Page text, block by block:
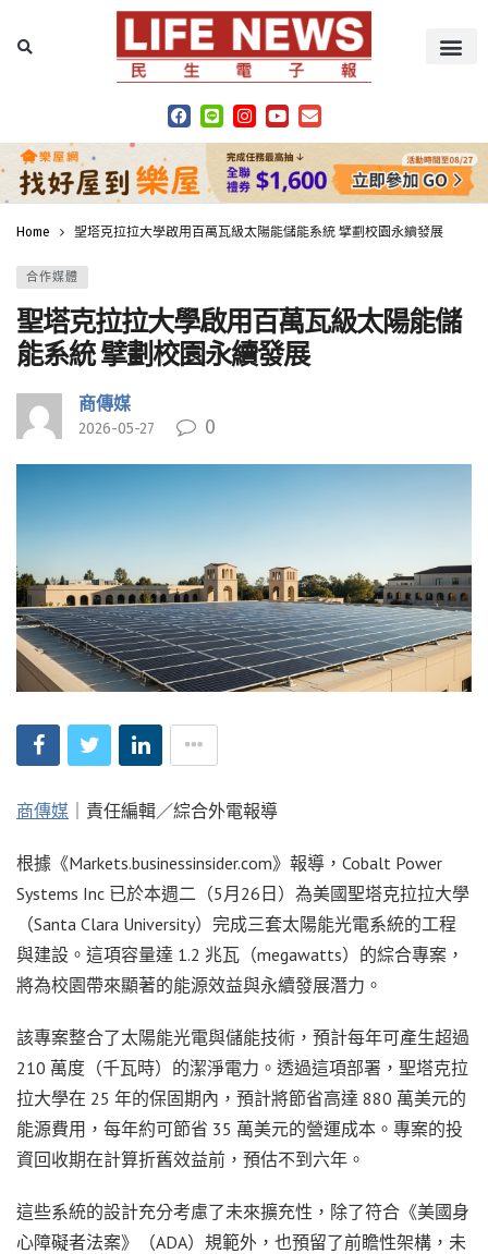
Home 聖塔克拉拉大學啟用百萬瓦級太陽能儲能系統 擘劃校園永續發展
合作媒體
聖塔克拉拉大學啟用百萬瓦級太陽能儲
能系統 擘劃校園永續發展
商傳媒
2026-05-27 0
商傳媒 ｜責任編輯／綜合外電報導
根據《Markets.businessinsider.com》報導，Cobalt Power
Systems Inc 已於本週二（5月26日）為美國聖塔克拉拉大學
（Santa Clara University）完成三套太陽能光電系統的工程
與建設。這項容量達 1.2 兆瓦（megawatts）的綜合專案，
將為校園帶來顯著的能源效益與永續發展潛力。
該專案整合了太陽能光電與儲能技術，預計每年可產生超過
210 萬度（千瓦時）的潔淨電力。透過這項部署，聖塔克拉
拉大學在 25 年的保固期內，預計將節省高達 880 萬美元的
能源費用，每年約可節省 35 萬美元的營運成本。專案的投
資回收期在計算折舊效益前，預估不到六年。
這些系統的設計充分考慮了未來擴充性，除了符合《美國身
心障礙者法案》（ADA）規範外，也預留了前瞻性架構，未